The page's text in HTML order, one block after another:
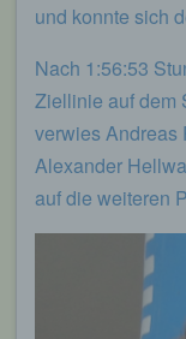
und konnte sich
Nach 1:56:53
Ziellinie auf dem
verwies Andreas
Alexander
auf die weiteren